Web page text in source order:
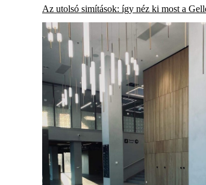
Az utolsó simítások: így néz ki most a